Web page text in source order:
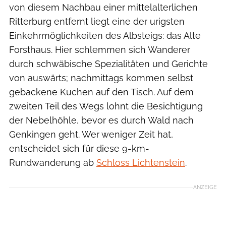
von diesem Nachbau einer mittelalterlichen
Ritterburg entfernt liegt eine der urigsten
Einkehrmöglichkeiten des Albsteigs: das Alte
Forsthaus. Hier schlemmen sich Wanderer
durch schwäbische Spezialitäten und Gerichte
von auswärts; nachmittags kommen selbst
gebackene Kuchen auf den Tisch. Auf dem
zweiten Teil des Wegs lohnt die Besichtigung
der Nebelhöhle, bevor es durch Wald nach
Genkingen geht. Wer weniger Zeit hat,
entscheidet sich für diese 9-km-
Rundwanderung ab Schloss Lichtenstein.
ANZEIGE